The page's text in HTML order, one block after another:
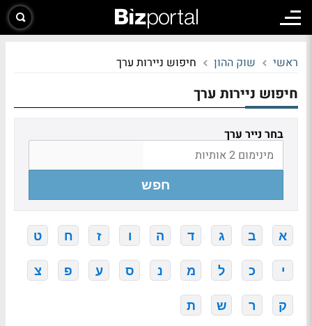
ראשי שוק ההון חיפוש ניירות ערך
חיפוש ניירות ערך
בחר נייר ערך
חפש
א ב ג ד ה ו ז ח ט
י כ ל מ נ ס ע פ צ
ק ר ש ת